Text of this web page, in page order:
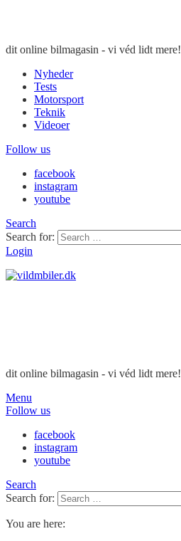
dit online bilmagasin - vi véd lidt mere!
Nyheder
Tests
Motorsport
Teknik
Videoer
Follow us
facebook
instagram
youtube
Search
Search for:
Login
dit online bilmagasin - vi véd lidt mere!
Menu
Follow us
facebook
instagram
youtube
Search
Search for:
You are here: